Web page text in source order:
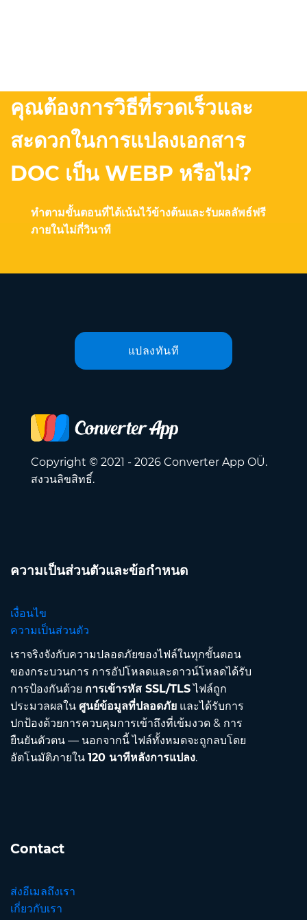
คุณต้องการวิธีที่รวดเร็วและ
สะดวกในการแปลงเอกสาร
DOC เป็น WEBP หรือไม่?
ทำตามขั้นตอนที่ได้เน้นไว้ข้างต้นและรับผลลัพธ์ฟรี
ภายในไม่กี่วินาที
แปลงทันที
Copyright © 2021 - 2026 Converter App OÜ.
สงวนลิขสิทธิ์.
ความเป็นส่วนตัวและข้อกำหนด
เงื่อนไข
ความเป็นส่วนตัว
เราจริงจังกับความปลอดภัยของไฟล์ในทุกขั้นตอน
ของกระบวนการ การอัปโหลดและดาวน์โหลดได้รับ
การป้องกันด้วย การเข้ารหัส SSL/TLSไฟล์ถูก
ประมวลผลใน ศูนย์ข้อมูลที่ปลอดภัย และได้รับการ
ปกป้องด้วยการควบคุมการเข้าถึงที่เข้มงวด & การ
ยืนยันตัวตน — นอกจากนี้ ไฟล์ทั้งหมดจะถูกลบโดย
อัตโนมัติภายใน 120 นาทีหลังการแปลง.
Contact
ส่งอีเมลถึงเรา
เกี่ยวกับเรา